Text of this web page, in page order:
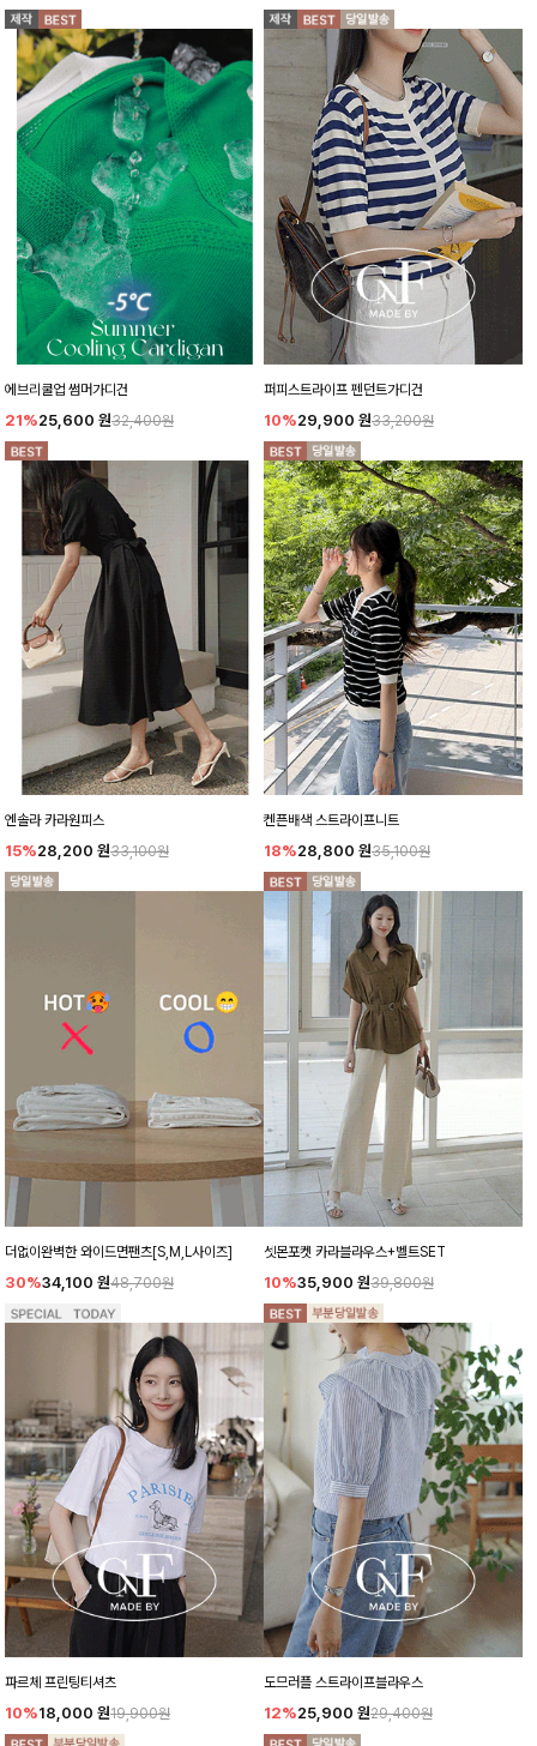
에브리쿨업 썸머가디건
21%25,600 원32,400원
퍼피스트라이프 펜던트가디건
10%29,900 원33,200원
엔솔라 카라원피스
15%28,200 원33,100원
켄픈배색 스트라이프니트
18%28,800 원35,100원
더없이완벽한 와이드면팬츠[S,M,L사이즈]
30%34,100 원48,700원
셋몬포켓 카라블라우스+벨트SET
10%35,900 원39,800원
파르체 프린팅티셔츠
10%18,000 원19,900원
도므러플 스트라이프블라우스
12%25,900 원29,400원